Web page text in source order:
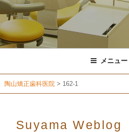
ッ
プ
メニュー
陶山矯正歯科医院 > 162-1
Suyama Weblog